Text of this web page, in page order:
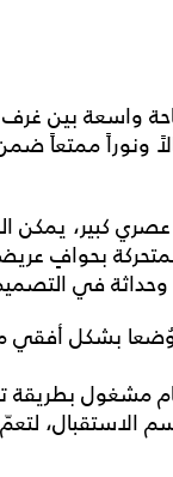
واسعة بين
ونوراً ممتعاً
عصري كبير، يمكن
بحوافٍ
في
بشكل أفقي مع
بطريقة
الاستقبال،